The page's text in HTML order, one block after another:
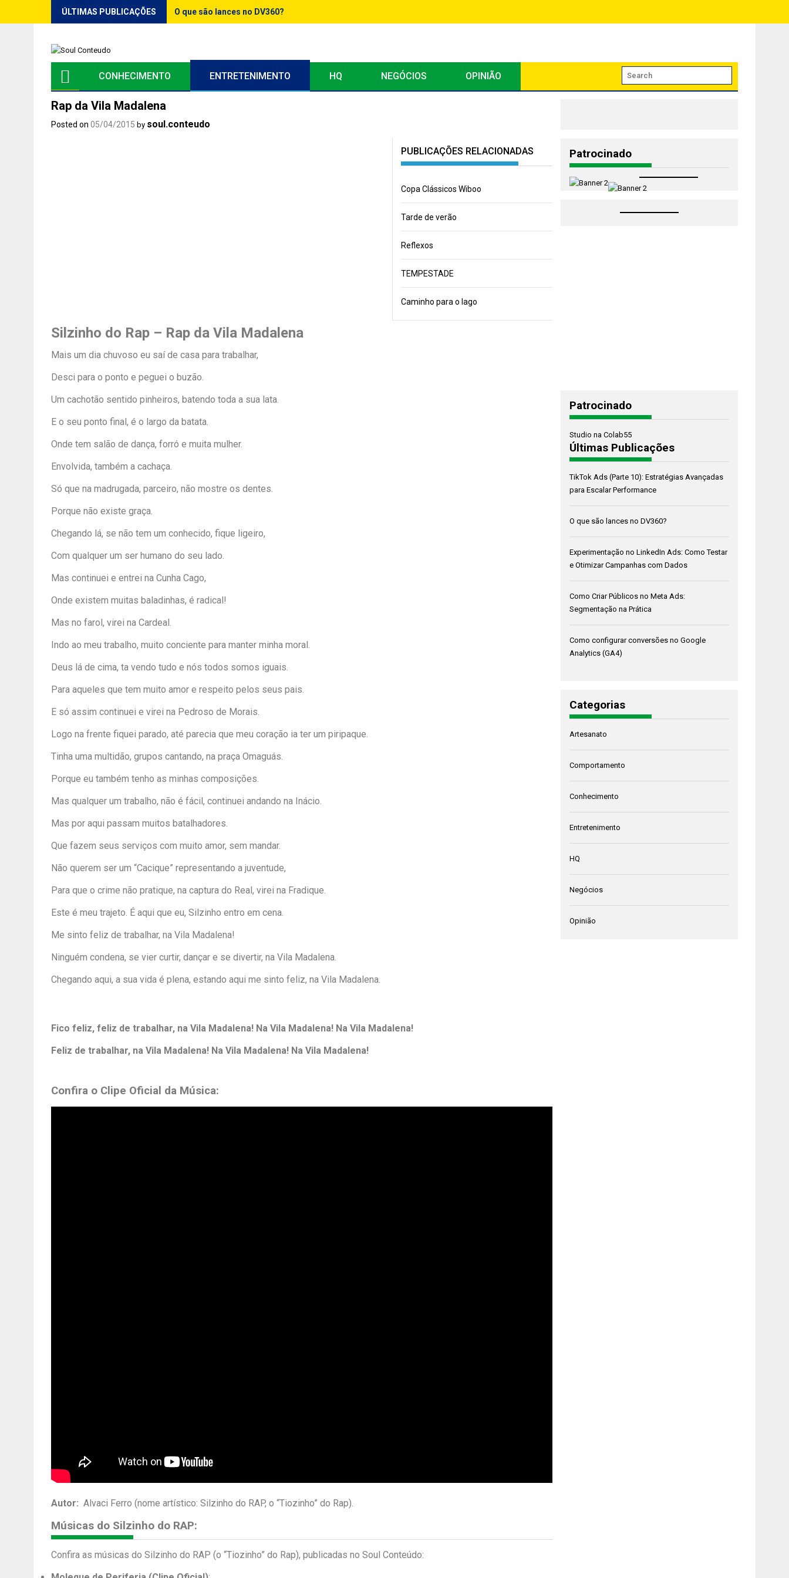
ÚLTIMAS PUBLICAÇÕES O que são lances no DV360?
CONHECIMENTO ENTRETENIMENTO HQ NEGÓCIOS OPINIÃO
Rap da Vila Madalena
Posted on 05/04/2015 by soul.conteudo
PUBLICAÇÕES RELACIONADAS
Copa Clássicos Wiboo
Tarde de verão
Reflexos
TEMPESTADE
Caminho para o lago
Silzinho do Rap – Rap da Vila Madalena
Mais um dia chuvoso eu saí de casa para trabalhar,
Desci para o ponto e peguei o buzão.
Um cachotão sentido pinheiros, batendo toda a sua lata.
E o seu ponto final, é o largo da batata.
Onde tem salão de dança, forró e muita mulher.
Envolvida, também a cachaça.
Só que na madrugada, parceiro, não mostre os dentes.
Porque não existe graça.
Chegando lá, se não tem um conhecido, fique ligeiro,
Com qualquer um ser humano do seu lado.
Mas continuei e entrei na Cunha Cago,
Onde existem muitas baladinhas, é radical!
Mas no farol, virei na Cardeal.
Indo ao meu trabalho, muito conciente para manter minha moral.
Deus lá de cima, ta vendo tudo e nós todos somos iguais.
Para aqueles que tem muito amor e respeito pelos seus pais.
E só assim continuei e virei na Pedroso de Morais.
Logo na frente fiquei parado, até parecia que meu coração ia ter um piripaque.
Tinha uma multidão, grupos cantando, na praça Omaguás.
Porque eu também tenho as minhas composições.
Mas qualquer um trabalho, não é fácil, continuei andando na Inácio.
Mas por aqui passam muitos batalhadores.
Que fazem seus serviços com muito amor, sem mandar.
Não querem ser um “Cacique” representando a juventude,
Para que o crime não pratique, na captura do Real, virei na Fradique.
Este é meu trajeto. É aqui que eu, Silzinho entro em cena.
Me sinto feliz de trabalhar, na Vila Madalena!
Ninguém condena, se vier curtir, dançar e se divertir, na Vila Madalena.
Chegando aqui, a sua vida é plena, estando aqui me sinto feliz, na Vila Madalena.
Fico feliz, feliz de trabalhar, na Vila Madalena! Na Vila Madalena! Na Vila Madalena!
Feliz de trabalhar, na Vila Madalena! Na Vila Madalena! Na Vila Madalena!
Confira o Clipe Oficial da Música:
Autor: Alvaci Ferro (nome artístico: Silzinho do RAP, o “Tiozinho” do Rap).
Músicas do Silzinho do RAP:
Confira as músicas do Silzinho do RAP (o “Tiozinho” do Rap), publicadas no Soul Conteúdo:
Patrocinado
Patrocinado
Studio na Colab55
Últimas Publicações
TikTok Ads (Parte 10): Estratégias Avançadas
para Escalar Performance
O que são lances no DV360?
Experimentação no LinkedIn Ads: Como Testar
e Otimizar Campanhas com Dados
Como Criar Públicos no Meta Ads:
Segmentação na Prática
Como configurar conversões no Google
Analytics (GA4)
Categorias
Artesanato
Comportamento
Conhecimento
Entretenimento
HQ
Negócios
Opinião